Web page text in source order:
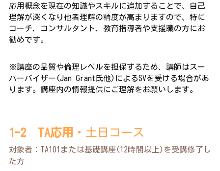
応用概念を現在の知識やスキルに追加することで、自己
理解が深くなり他者理解の精度が高まりますので、特に
コーチ，コンサルタント，教育指導者や支援職の方にお
勧めです。
※講座の品質や倫理レベルを担保するため、講師はスー
パーバイザー(Jan Grant氏他)によるSVを受ける場合があ
ります。講座内の情報提供にご理解をお願いします。
1-2　TA応用 ・土日コース
対象者：TA101または基礎講座(12時間以上)を受講修了し
た方